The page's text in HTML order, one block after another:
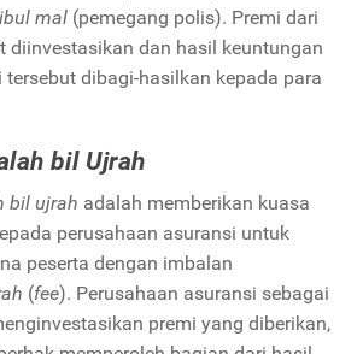
mal (pemegang polis). Premi dari
diinvestasikan dan hasil keuntungan
tersebut dibagi-hasilkan kepada para
bil Ujrah
bil ujrah adalah memberikan kuasa
perusahaan asuransi untuk
peserta dengan imbalan
(fee). Perusahaan asuransi sebagai
premi yang diberikan,